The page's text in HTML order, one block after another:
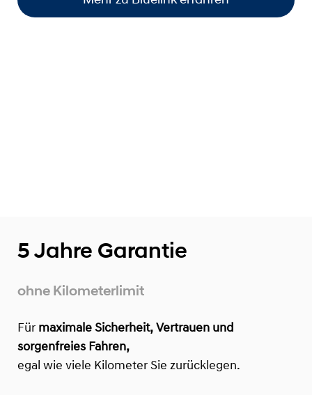
5 Jahre Garantie
ohne Kilometerlimit
Für maximale Sicherheit, Vertrauen und
sorgenfreies Fahren,
egal wie viele Kilometer Sie zurücklegen.